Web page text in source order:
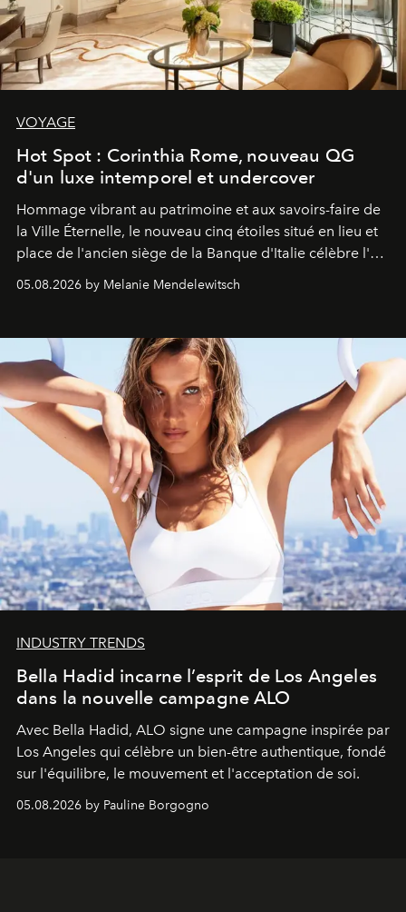
VOYAGE
Hot Spot : Corinthia Rome, nouveau QG
d'un luxe intemporel et undercover
Hommage vibrant au patrimoine et aux savoirs-faire de
la Ville Éternelle, le nouveau cinq étoiles situé en lieu et
place de l'ancien siège de la Banque d'Italie célèbre l'art
de vivre Romain dans toute son élégance intemporelle.
05.08.2026 by Melanie Mendelewitsch
INDUSTRY TRENDS
Bella Hadid incarne l’esprit de Los Angeles
dans la nouvelle campagne ALO
Avec Bella Hadid, ALO signe une campagne inspirée par
Los Angeles qui célèbre un bien-être authentique, fondé
sur l'équilibre, le mouvement et l'acceptation de soi.
05.08.2026 by Pauline Borgogno